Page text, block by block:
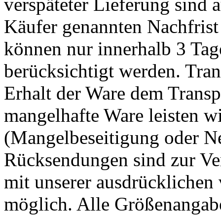
Käufer genannten
können nur innerhalb 3
berücksichtigt werden.
Erhalt der Ware dem
mangelhafte Ware leisten
(Mangelbeseitigung oder
Rücksendungen sind zur
mit unserer
möglich. Alle